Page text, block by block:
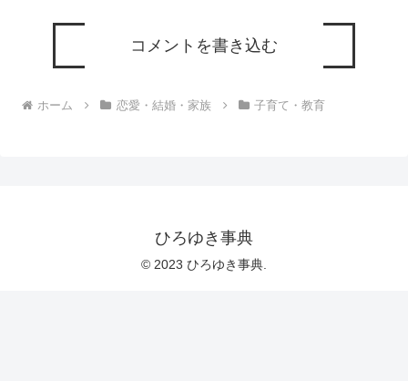
コメントを書き込む
ホーム 恋愛・結婚・家族 子育て・教育
ひろゆき事典
© 2023 ひろゆき事典.